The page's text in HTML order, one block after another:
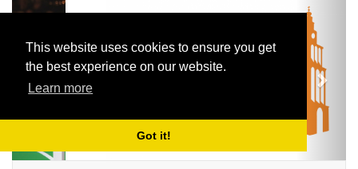
This website uses cookies to ensure you get
the best experience on our website.
Learn more
Got it!
Previous